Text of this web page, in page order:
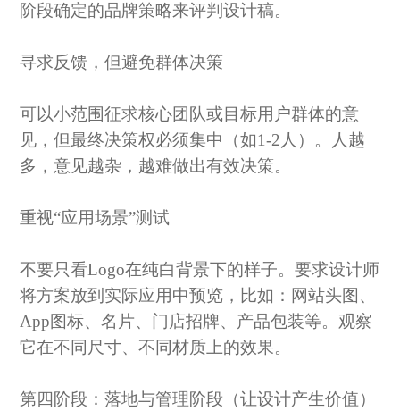
阶段确定的品牌策略来评判设计稿。
寻求反馈，但避免群体决策
可以小范围征求核心团队或目标用户群体的意
见，但最终决策权必须集中（如1-2人）。人越
多，意见越杂，越难做出有效决策。
重视“应用场景”测试
不要只看Logo在纯白背景下的样子。要求设计师
将方案放到实际应用中预览，比如：网站头图、
App图标、名片、门店招牌、产品包装等。观察
它在不同尺寸、不同材质上的效果。
第四阶段：落地与管理阶段（让设计产生价值）